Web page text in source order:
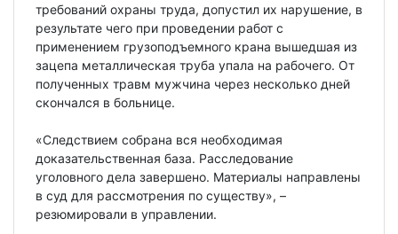
требований охраны труда, допустил их нарушение, в
результате чего при проведении работ с
применением грузоподъемного крана вышедшая из
зацепа металлическая труба упала на рабочего. От
полученных травм мужчина через несколько дней
скончался в больнице.
«Следствием собрана вся необходимая
доказательственная база. Расследование
уголовного дела завершено. Материалы направлены
в суд для рассмотрения по существу», –
резюмировали в управлении.